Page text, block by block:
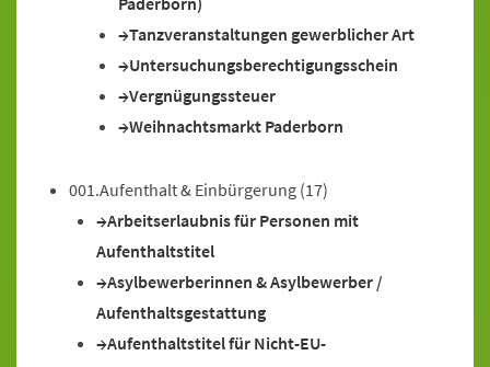
Tanzveranstaltungen gewerblicher Art
Untersuchungsberechtigungsschein
Vergnügungssteuer
Weihnachtsmarkt Paderborn
001.Aufenthalt & Einbürgerung (17)
Arbeitserlaubnis für Personen mit
Aufenthaltstitel
Asylbewerberinnen & Asylbewerber /
Aufenthaltsgestattung
Aufenthaltstitel für Nicht-EU-